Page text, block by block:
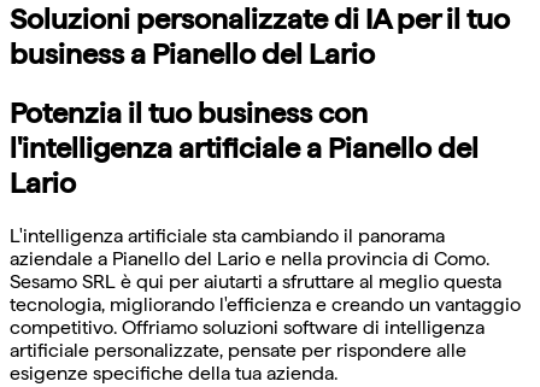
Soluzioni personalizzate di IA per il tuo
business a Pianello del Lario
Potenzia il tuo business con
l'intelligenza artificiale a Pianello del
Lario
L'intelligenza artificiale sta cambiando il panorama
aziendale a Pianello del Lario e nella provincia di Como.
Sesamo SRL è qui per aiutarti a sfruttare al meglio questa
tecnologia, migliorando l'efficienza e creando un vantaggio
competitivo. Offriamo soluzioni software di intelligenza
artificiale personalizzate, pensate per rispondere alle
esigenze specifiche della tua azienda.